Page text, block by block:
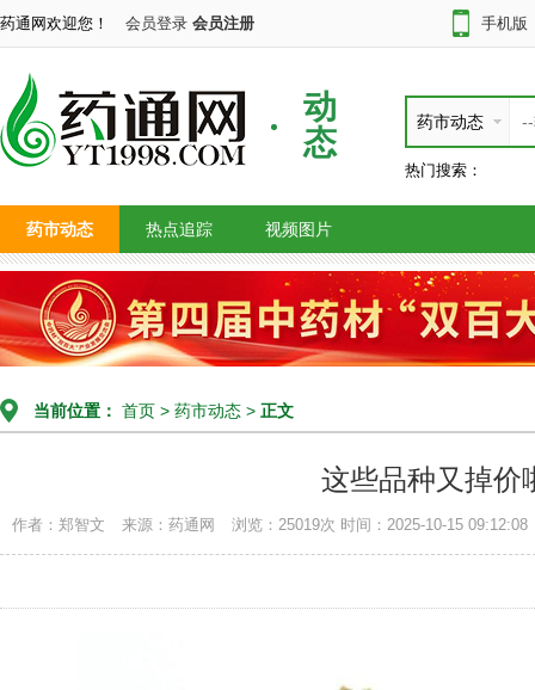
药通网欢迎您！ 会员登录 会员注册 手机版
动
态
药市动态
热门搜索：
药市动态 热点追踪 视频图片
当前位置： 首页 > 药市动态 > 正文
这些品种又掉价
作者：郑智文 来源：药通网 浏览：25019次 时间：2025-10-15 09:12:08